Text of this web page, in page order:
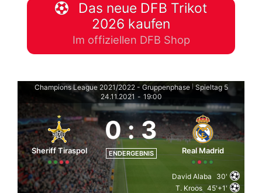
Das neue DFB Trikot
2026 kaufen
Im offiziellen DFB Shop
Champions League 2021/2022 - Gruppenphase Spieltag 5
24.11.2021 - 19:00
Sheriff Tiraspol
0: 3
ENDERGEBNIS Real Madrid
David Alaba
30'
T. Kroos 45'+1'